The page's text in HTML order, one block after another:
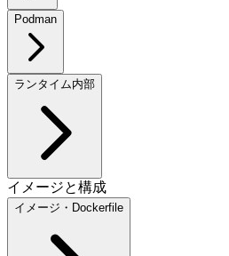
Podman
ランタイム内部
イメージと構成
イメージ・Dockerfile